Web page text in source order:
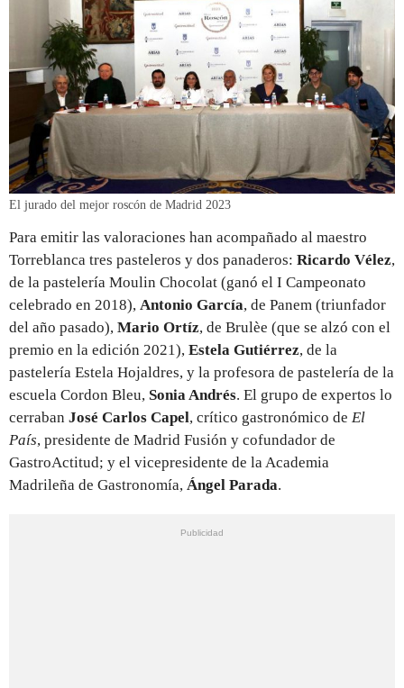
El jurado del mejor roscón de Madrid 2023
Para emitir las valoraciones han acompañado al maestro
Torreblanca tres pasteleros y dos panaderos: Ricardo Vélez,
de la pastelería Moulin Chocolat (ganó el I Campeonato
celebrado en 2018), Antonio García, de Panem (triunfador
del año pasado), Mario Ortíz, de Brulèe (que se alzó con el
premio en la edición 2021), Estela Gutiérrez, de la
pastelería Estela Hojaldres, y la profesora de pastelería de la
escuela Cordon Bleu, Sonia Andrés. El grupo de expertos lo
cerraban José Carlos Capel, crítico gastronómico de El
País, presidente de Madrid Fusión y cofundador de
GastroActitud; y el vicepresidente de la Academia
Madrileña de Gastronomía, Ángel Parada.